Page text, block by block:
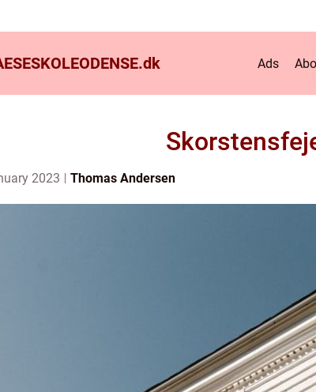
dk Ads
2023 Thomas Andersen